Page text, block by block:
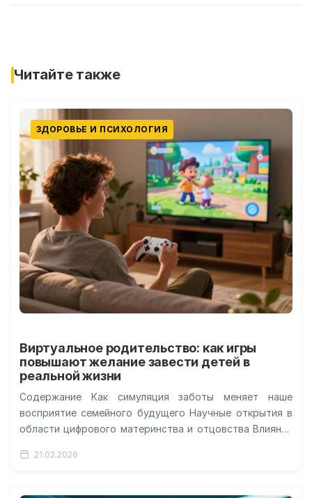
Читайте также
ЗДОРОВЬЕ И ПСИХОЛОГИЯ
Виртуальное родительство: как игры
повышают желание завести детей в
реальной жизни
Содержание Как симуляция заботы меняет наше
восприятие семейного будущего Научные открытия в
области цифрового материнства и отцовства Влияние
Этический…
21.02.2026